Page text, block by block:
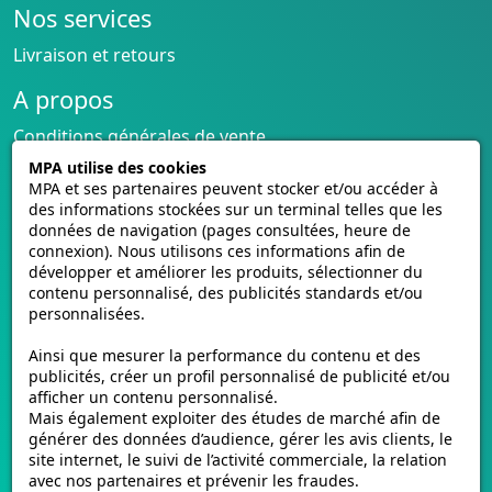
de le distinguer des autres.
Au-delà de son rôle d'identification, la
considérable pour des raisons de sécurité et de
régulation. Les autorités chargées de la circulation
routière utilisent les plaques d'immatriculation pour
surveiller le trafic, faire respecter les règles de
stationnement et de péage, et enquêter sur
d'éventuelles infractions. En cas de vol ou de perte
de véhicule, les plaques jouent également un rôle
crucial en facilitant les procédures de récupération.
En somme, la plaque d'immatriculation est bien plus
qu'une simple série de caractères : elle est un
élément fondamental du système de transport
moderne.
L'histoire des plaques
d'immatriculation en Saône-et-
Nos services
Livraison et retours
A propos
Conditions générales de vente
CGU cagnotte
Politique de cookies
Homologation des plaques
Vidéos de pose
Contactez-nous
Avis clients
www.e-mmat.fr
440 Rue de la Pièce Léger
21160 Marsannay-la-Côte, FRANCE
Email :support@e-mmat.fr
MPA utilise des cookies
MPA et ses partenaires peuvent stocker et/ou accéder à
des informations stockées sur un terminal telles que les
données de navigation (pages consultées, heure de
connexion). Nous utilisons ces informations afin de
développer et améliorer les produits, sélectionner du
contenu personnalisé, des publicités standards et/ou
personnalisées.
Ainsi que mesurer la performance du contenu et des
publicités, créer un profil personnalisé de publicité et/ou
afficher un contenu personnalisé.
Mais également exploiter des études de marché afin de
générer des données d’audience, gérer les avis clients, le
site internet, le suivi de l’activité commerciale, la relation
avec nos partenaires et prévenir les fraudes.